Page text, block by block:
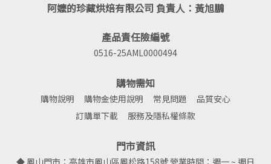
阿嬤的珍藏烘焙有限公司 負責人：黃旭鵬
產品責任險編號
0516-25AML0000494
購物需知
購物說明 購物金使用說明 常見問題
品質安心
訂購單下載
服務及隱私權條款
門市資訊